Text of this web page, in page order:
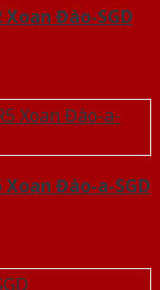
Xoan Đào-SGD
Xoan Đào-a-SGD